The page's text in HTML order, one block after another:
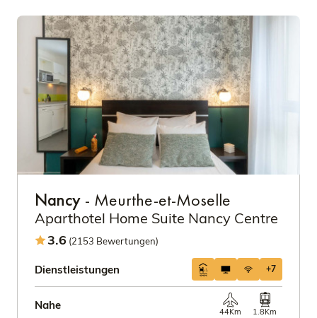
Nancy - Meurthe-et-Moselle
Aparthotel Home Suite Nancy Centre
3.6 (2153 Bewertungen)
Dienstleistungen +7
Nahe
44Km 1.8Km